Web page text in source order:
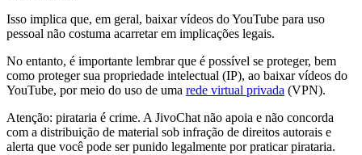
Isso implica que, em geral, baixar vídeos do YouTube para uso
pessoal não costuma acarretar em implicações legais.
No entanto, é importante lembrar que é possível se proteger, bem
como proteger sua propriedade intelectual (IP), ao baixar vídeos do
YouTube, por meio do uso de uma rede virtual privada (VPN).
Atenção: pirataria é crime. A JivoChat não apoia e não concorda
com a distribuição de material sob infração de direitos autorais e
alerta que você pode ser punido legalmente por praticar pirataria.